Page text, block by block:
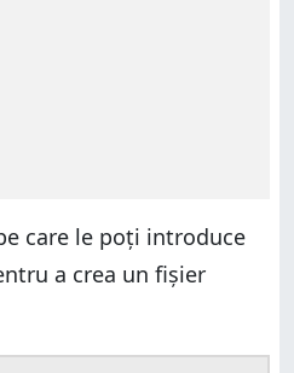
care le poți introduce
a crea un fișier